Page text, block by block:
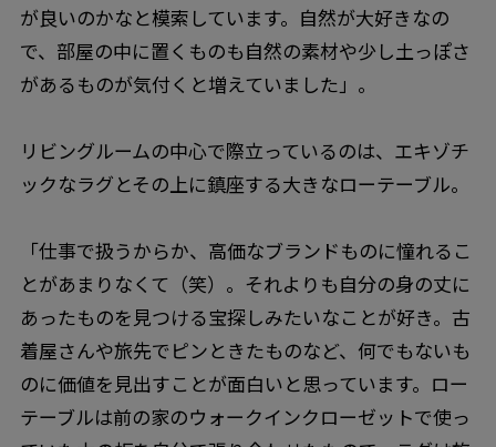
が良いのかなと模索しています。自然が大好きなの
で、部屋の中に置くものも自然の素材や少し土っぽさ
があるものが気付くと増えていました」。
リビングルームの中心で際立っているのは、エキゾチ
ックなラグとその上に鎮座する大きなローテーブル。
「仕事で扱うからか、高価なブランドものに憧れるこ
とがあまりなくて（笑）。それよりも自分の身の丈に
あったものを見つける宝探しみたいなことが好き。古
着屋さんや旅先でピンときたものなど、何でもないも
のに価値を見出すことが面白いと思っています。ロー
テーブルは前の家のウォークインクローゼットで使っ